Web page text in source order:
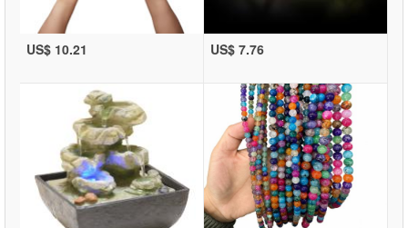
US$ 10.21 US$ 7.76